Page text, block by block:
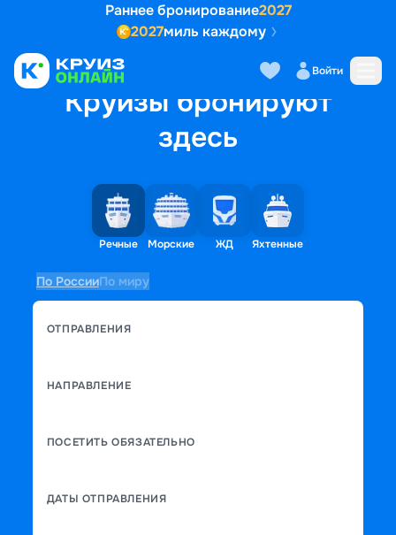
Раннее бронирование2027
2027миль каждому
Войти
Круизы бронируют
здесь
Речные Морские ЖД Яхтенные
По РоссииПо миру
ОТПРАВЛЕНИЯ
НАПРАВЛЕНИЕ
ПОСЕТИТЬ ОБЯЗАТЕЛЬНО
ДАТЫ ОТПРАВЛЕНИЯ